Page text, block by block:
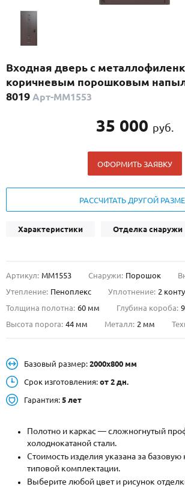
(29)
ПО НАЗНАЧЕНИЮ
ПО КОНСТРУКЦИИ
О НАС
Металлические двери от производителя с
Москве и МО
НАЙТИ:
+7 (495) 411-44-
INFO@META-
ЗАПРОСИТЬ РАСЧЕТ
Входная дверь с
коричневым порошковым
8019 Арт-ММ1553
35 000 руб.
ОФОРМИТЬ ЗАЯВКУ
РАССЧИТАТЬ ДРУГОЙ
Характеристики Отделка снаружи
Артикул: ММ1553 Снаружи: Порошок
Утепление: Пеноплекс Уплотнение: 2
Толщина полотна: 60 мм Глубина короба:
Высота порога: 44 мм Металл: 2 мм
Базовый размер: 2000х800 мм
Срок изготовления: от 2 дн.
Гарантия: 5 лет
Полотно и каркас — сложногнутый
холоднокатаной стали.
Стоимость изделия указана за
типовой комплектации.
Выберите любой цвет и рисунок